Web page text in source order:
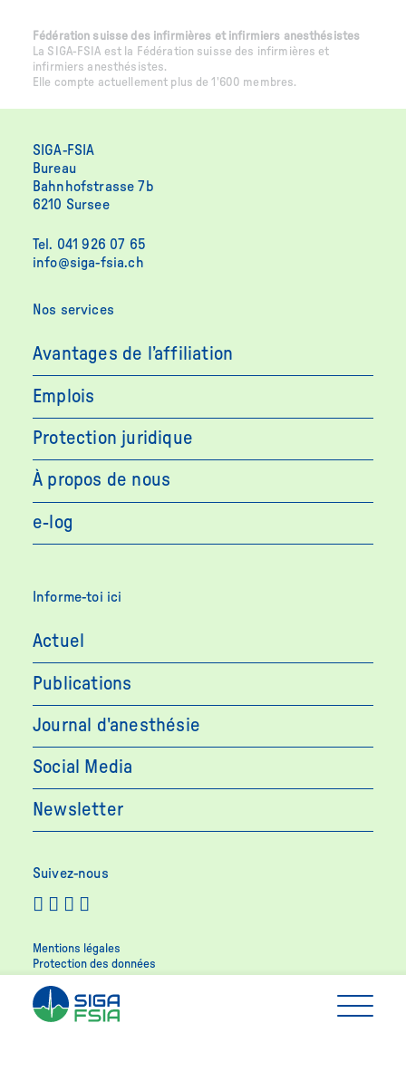
Fédération suisse des infirmières et infirmiers anesthésistes
La SIGA-FSIA est la Fédération suisse des infirmières et
infirmiers anesthésistes.
Elle compte actuellement plus de 1'600 membres.
SIGA-FSIA
Bureau
Bahnhofstrasse 7b
6210 Sursee
Tel. 041 926 07 65
info@siga-fsia.ch
Nos services
Avantages de l’affiliation
Emplois
Protection juridique
À propos de nous
e-log
Informe-toi ici
Actuel
Publications
Journal d'anesthésie
Social Media
Newsletter
Suivez-nous
Mentions légales
Protection des données
de fr